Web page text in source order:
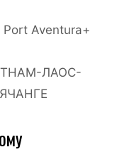
Aventura+
ЛАОС-